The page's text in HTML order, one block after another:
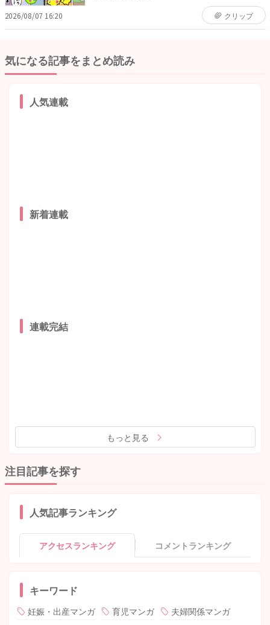
2026/08/07 16:20 クリップ
気になる記事をまとめ読み
人気連載
新着連載
連載完結
もっと見る
注目記事を探す
人気記事ランキング
アクセスランキング コメントランキング
キーワード
妊娠・出産マンガ 育児マンガ
夫婦関係マンガ